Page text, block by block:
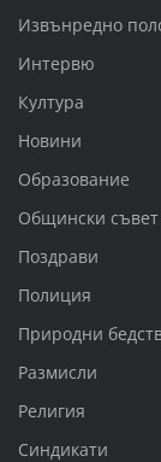
Извънредно
Интервю
Култура
Новини
Образование
Общински съвет
Поздрави
Полиция
Природни
Размисли
Религия
Синдикати